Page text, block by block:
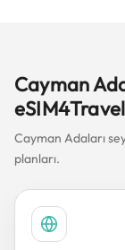
Cayman
Cayman Adaları
planları.